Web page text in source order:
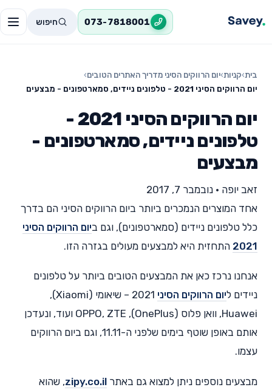
073-7818001 חיפוש
בית›קניות›יום הרווקים הסיני מדריך האתרים הטובים›
יום הרווקים הסיני 2021 - טלפונים ניידים, סמארטפונים - מבצעים
יום הרווקים הסיני 2021 -
טלפונים ניידים, סמארטפונים -
מבצעים
זאב יופה • נובמבר 7, 2017
אחד המוצרים הנמכרים ביותר ביום הרווקים הסיני הם בדרך
כלל טלפונים ניידים (סמארטפונים), וגם ביום הרווקים הסיני
2021 התחזית היא למבצעים מעולים בגזרה הזו.
אנחנו נרכז כאן את המבצעים הטובים ביותר על טלפונים
ניידים ליום הרווקים הסיני
2021 – שיאומי (Xiaomi),
Huawei, וואן פלוס (OnePlus), OPPO, ZTE ועוד, ונעדכן
אותם באופן שוטף בימים שלפני ה-11.11, וגם ביום הרווקים
עצמו.
מבצעים נוספים ניתן למצוא גם באתר zipy.co.il, שהוא